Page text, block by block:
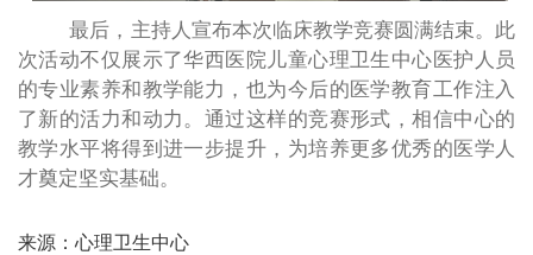
最后，主持人宣布本次临床教学竞赛圆满结束。此
次活动不仅展示了华西医院儿童心理卫生中心医护人员
的专业素养和教学能力，也为今后的医学教育工作注入
了新的活力和动力。通过这样的竞赛形式，相信中心的
教学水平将得到进一步提升，为培养更多优秀的医学人
才奠定坚实基础。
来源：心理卫生中心